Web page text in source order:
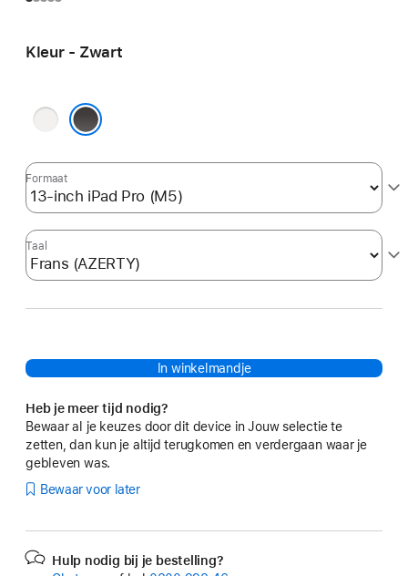
Kleur - Zwart
Wit
Formaat
Taal
In winkelmandje
Heb je meer tijd nodig?
Bewaar al je keuzes door dit device in Jouw selectie te
zetten, dan kun je altijd terugkomen en verdergaan waar je
gebleven was.
Bewaar voor later
Hulp nodig bij je bestelling?